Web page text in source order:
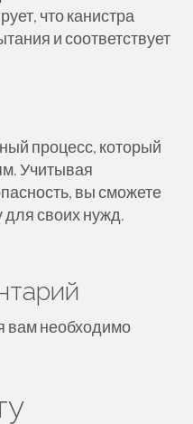
что канистра
и соответствует
процесс, который
Учитывая
вы сможете
для своих нужд.
вам необходимо